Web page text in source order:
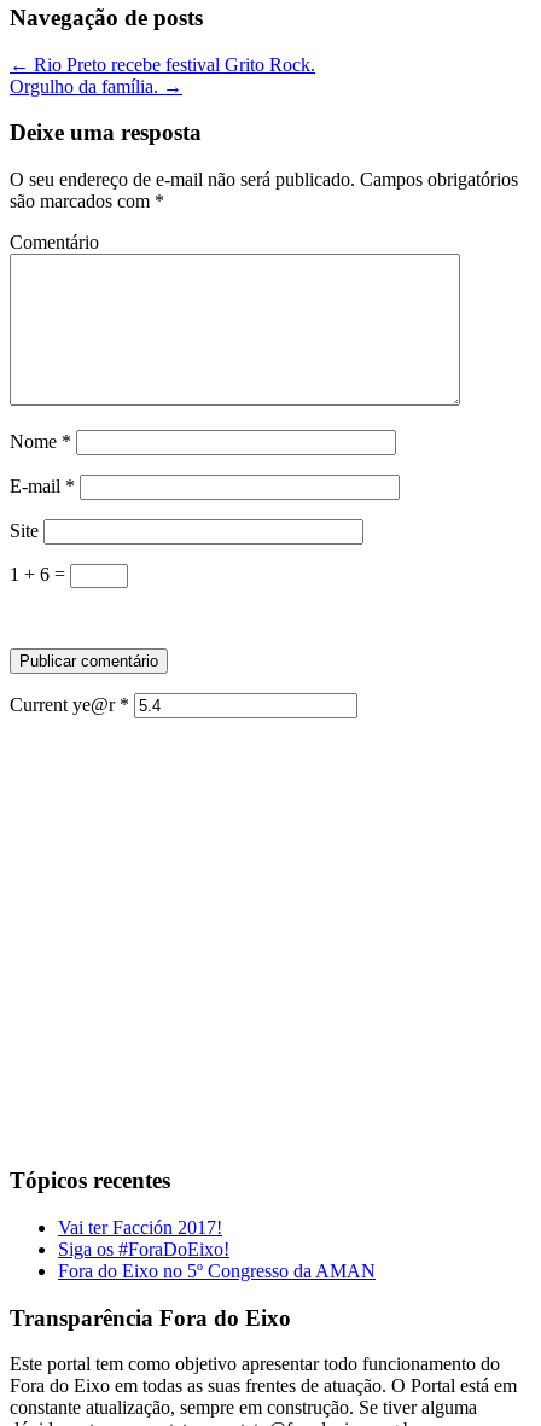
Navegação de posts
← Rio Preto recebe festival Grito Rock.
Orgulho da família. →
Deixe uma resposta
O seu endereço de e-mail não será publicado. Campos obrigatórios
são marcados com *
Comentário
Nome *
E-mail *
Site
1 + 6 =
Current ye@r *
Tópicos recentes
Vai ter Facción 2017!
Siga os #ForaDoEixo!
Fora do Eixo no 5º Congresso da AMAN
Transparência Fora do Eixo
Este portal tem como objetivo apresentar todo funcionamento do
Fora do Eixo em todas as suas frentes de atuação. O Portal está em
constante atualização, sempre em construção. Se tiver alguma